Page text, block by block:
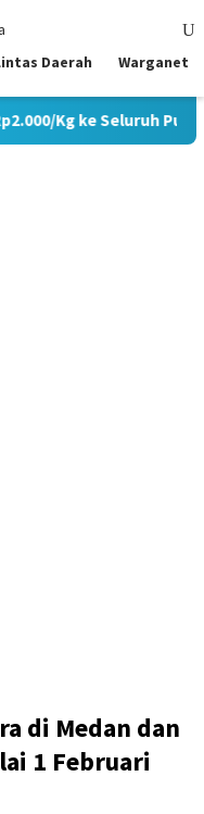
Daerah Warganet
Seluruh Pulau Jawa
di Medan dan
1 Februari